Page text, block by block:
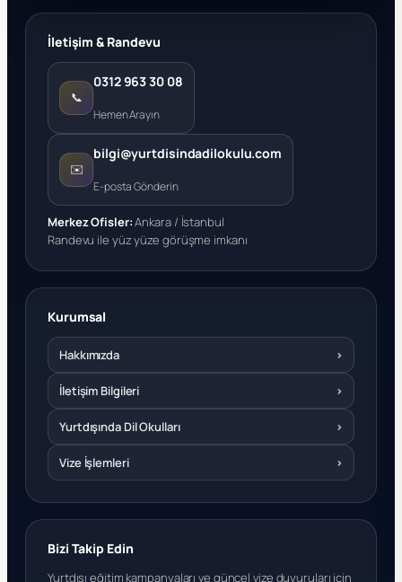
İletişim & Randevu
📞
0312 963 30 08
Hemen Arayın
✉️
bilgi@yurtdisindadilokulu.com
E-posta Gönderin
Merkez Ofisler:Ankara / İstanbul
Randevu ile yüz yüze görüşme imkanı
Kurumsal
Hakkımızda ›
İletişim Bilgileri ›
Yurtdışında Dil Okulları ›
Vize İşlemleri ›
Bizi Takip Edin
Yurtdışı eğitim kampanyaları ve güncel vize duyuruları için